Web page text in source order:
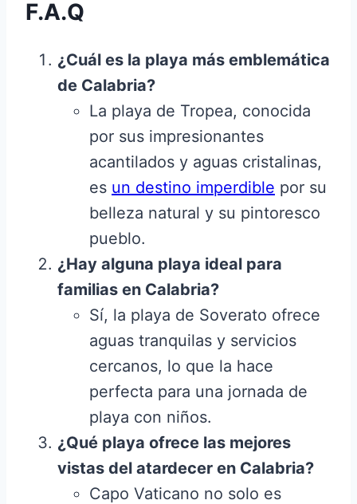
F.A.Q
¿Cuál es la playa más emblemática
de Calabria?
La playa de Tropea, conocida
por sus impresionantes
acantilados y aguas cristalinas,
es un destino imperdible por su
belleza natural y su pintoresco
pueblo.
¿Hay alguna playa ideal para
familias en Calabria?
Sí, la playa de Soverato ofrece
aguas tranquilas y servicios
cercanos, lo que la hace
perfecta para una jornada de
playa con niños.
¿Qué playa ofrece las mejores
vistas del atardecer en Calabria?
Capo Vaticano no solo es